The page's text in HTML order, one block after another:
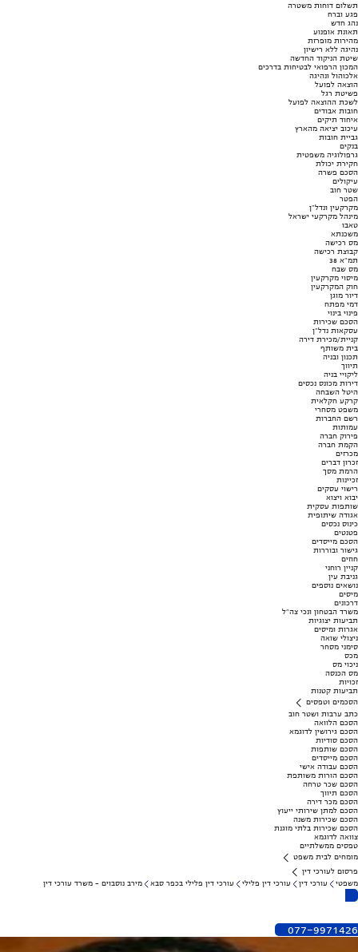
תשלום דוחות משטרה
פגע וברח
נהג חדש
תאונת אופנוע
מהירות מופרזת
נהיגה ללא רישיון
שיטת הניקוד החדשה
המכון הרפואי לבטיחות בדרכים
אלכוהול ונהיגה
הוצאה לפועל
פשיטת רגל
לשכת ההוצאה לפועל
חובות אבודים
איחוד תיקים
עיכוב יציאה מהארץ
גביית חובות
בנקים
גרפולוגיה משפטית
חקירת יכולת
הסכם פשרה
עיקולים
שטר חוב
הפטר
מקרקעין ונדל"ן
מינהל מקרקעי ישראל
טאבו
משכנתא
מס רכישה
קבוצת רכישה
תמ"א 38
מס שבח
מיסוי מקרקעין
חוק המקרקעין
דיור מוגן
דמי מפתח
פינוי בינוי
הסכם שכירות
עסקאות נדל"ן
קניית/מכירת דירה
בית משותף
תכנון ובניה
תיווך
ליקויי בניה
דירות מכונס נכסים
היטל השבחה
קרקע חקלאית
משפט מסחרי
רשם החברות
עמותות
פירוק חברה
הקמת חברה
מכרזים
זכרון דברים
הרמת מסך
זכיינות
רישוי עסקים
יבוא ויצוא
שותפות עסקית
אגודה שיתופית
כינוס נכסים
פטנטים
הסכם מייסדים
גישור ובוררות
חוזים
קניין רוחני
גניבת עין
נושאים נוספים
מיסים
דרכונים
משרד הבטחון ונכי צה"ל
תביעות יצוגיות
אגרות ומיסים
ניצולי שואה
סימני מסחר
מכס
ניכוי מס
מס הכנסה
זכויות
תביעות קטנות
הסכמים וטפסים
כתב ערבות ושטר חוב
הסכם הלוואה
הסכם גירושין לדוגמא
הסכם סודיות
הסכם שותפות
הסכם מייסדים
הסכם עבודה אישי
הסכם הורות משותפת
הסכם שכר טרחה
הסכם תיווך
הסכם מכר דירה
הסכם למתן שירותי ייעוץ
הסכם שכירות משנה
הסכם שכירות בלתי מוגנת
צוואה לדוגמא
טפסים ממשלתיים
מומחים לבית משפט
פרסום לעורכי דין
משפטי
עורכי דין עורכי דין פלילי עורכי דין פלילי בכפר סבא מירב נוסבוים - משרד עורכי דין
077-9971426